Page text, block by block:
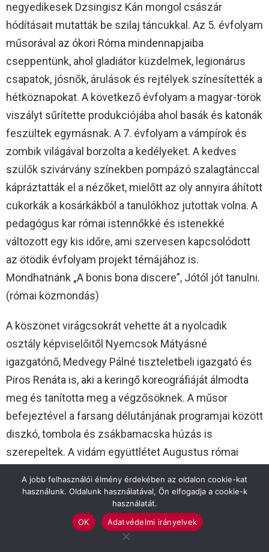
negyedikesek Dzsingisz Kán mongol császár
hódításait mutatták be szilaj táncukkal. Az 5. évfolyam
műsorával az ókori Róma mindennapjaiba
cseppentünk, ahol gladiátor küzdelmek, legionárus
csapatok, jósnők, árulások és rejtélyek színesítették a
hétköznapokat. A következő évfolyam a magyar-török
viszályt sűrítette produkciójába ahol basák és katonák
feszültek egymásnak. A 7. évfolyam a vámpírok és
zombik világával borzolta a kedélyeket. A kedves
szülők szivárvány színekben pompázó szalagtánccal
kápráztatták el a nézőket, mielőtt az oly annyira áhított
cukorkák a kosárkákból a tanulókhoz jutottak volna. A
pedagógus kar római istennőkké és istenekké
változott egy kis időre, ami szervesen kapcsolódott
az ötödik évfolyam projekt témájához is.
Mondhatnánk „A bonis bona discere”, Jótól jót tanulni.
(római közmondás)
A köszönet virágcsokrát vehette át a nyolcadik
osztály képviselőitől Nyemcsok Mátyásné
igazgatónő, Medvegy Pálné tiszteletbeli igazgató és
Piros Renáta is, aki a keringő koreográfiáját álmodta
meg és tanította meg a végzősöknek. A műsor
befejeztével a farsang délutánjának programjai között
diszkó, tombola és zsákbamacska húzás is
szerepeltek. A vidám együttlétet Augustus római
fabula”, azaz vége a komédiának.
Kmotricza Margit
A jobb felhasználói élmény érdekében az oldalon cookie-kat
használunk. Oldalunk használatával, Ön elfogadja a cookie-k
használatát.
OK
Adatvédelmi irányelvek